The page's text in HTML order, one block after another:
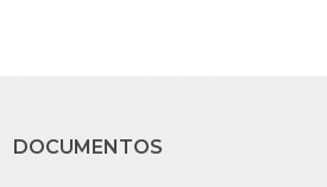
DOCUMENTOS